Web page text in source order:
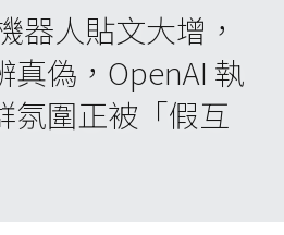
器人貼文大增，
真偽，OpenAI 執
氛圍正被「假互